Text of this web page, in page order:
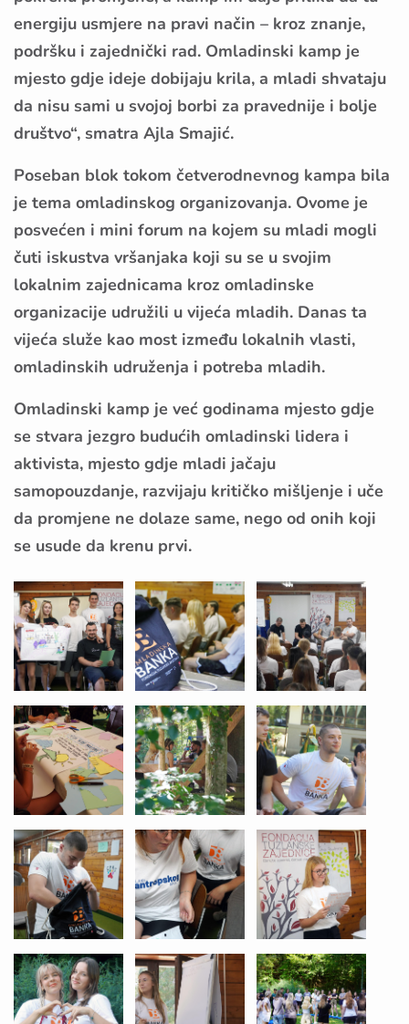
energiju usmjere na pravi način – kroz znanje,
podršku i zajednički rad. Omladinski kamp je
mjesto gdje ideje dobijaju krila, a mladi shvataju
da nisu sami u svojoj borbi za pravednije i bolje
društvo“, smatra Ajla Smajić.
Poseban blok tokom četverodnevnog kampa bila
je tema omladinskog organizovanja. Ovome je
posvećen i mini forum na kojem su mladi mogli
čuti iskustva vršanjaka koji su se u svojim
lokalnim zajednicama kroz omladinske
organizacije udružili u vijeća mladih. Danas ta
vijeća služe kao most između lokalnih vlasti,
omladinskih udruženja i potreba mladih.
Omladinski kamp je već godinama mjesto gdje
se stvara jezgro budućih omladinski lidera i
aktivista, mjesto gdje mladi jačaju
samopouzdanje, razvijaju kritičko mišljenje i uče
da promjene ne dolaze same, nego od onih koji
se usude da krenu prvi.